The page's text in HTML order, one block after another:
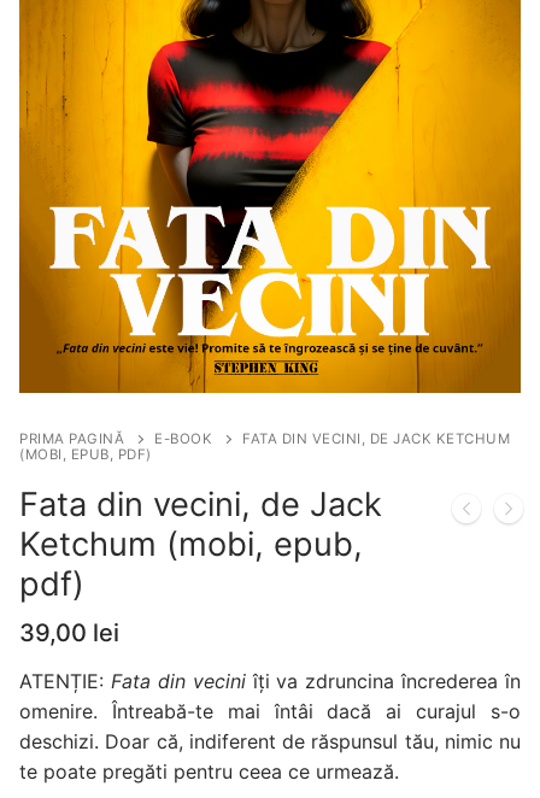
PRIMA PAGINĂ E-BOOK
FATA DIN VECINI, DE JACK KETCHUM
(MOBI, EPUB, PDF)
Fata din vecini, de Jack
Ketchum (mobi, epub,
pdf)
39,00 lei
ATENȚIE: Fata din veciniîți va zdruncina încrederea în
omenire. Întreabă-te mai întâi dacă ai curajul s-o
deschizi. Doar că, indiferent de răspunsul tău, nimic nu
te poate pregăti pentru ceea ce urmează.